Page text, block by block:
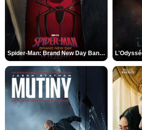
Spider-Man: Brand New Day Bande-annonce VO STFR